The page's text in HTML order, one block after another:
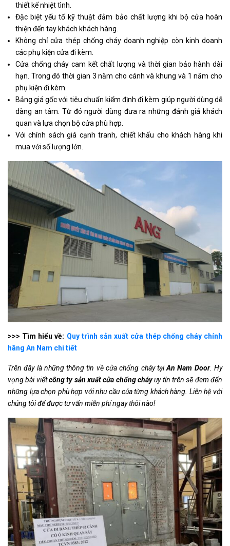
thiết kế nhiệt tình.
Đặc biệt yếu tố kỹ thuật đảm bảo chất lượng khi bộ cửa hoàn
thiện đến tay khách khách hàng.
Không chỉ cửa thép chống cháy doanh nghiệp còn kinh doanh
các phụ kiện cửa đi kèm.
Cửa chống cháy cam kết chất lượng và thời gian bảo hành dài
hạn. Trong đó thời gian 3 năm cho cánh và khung và 1 năm cho
phụ kiện đi kèm.
Bảng giá gốc với tiêu chuẩn kiểm định đi kèm giúp người dùng dễ
dàng an tâm. Từ đó người dùng đưa ra những đánh giá khách
quan và lựa chọn bộ cửa phù hợp.
Với chính sách giá cạnh tranh, chiết khấu cho khách hàng khi
mua với số lượng lớn.
>>> Tìm hiểu về: Quy trình sản xuất cửa thép chống cháy chính
hãng An Nam chi tiết
Trên đây là những thông tin về cửa chống cháy tạiAn Nam Door. Hy
vọng bài viếtcông ty sản xuất cửa chống cháyuy tín trên sẽ đem đến
những lựa chọn phù hợp với nhu cầu của từng khách hàng. Liên hệ với
chúng tôi để được tư vấn miễn phí ngay thôi nào!